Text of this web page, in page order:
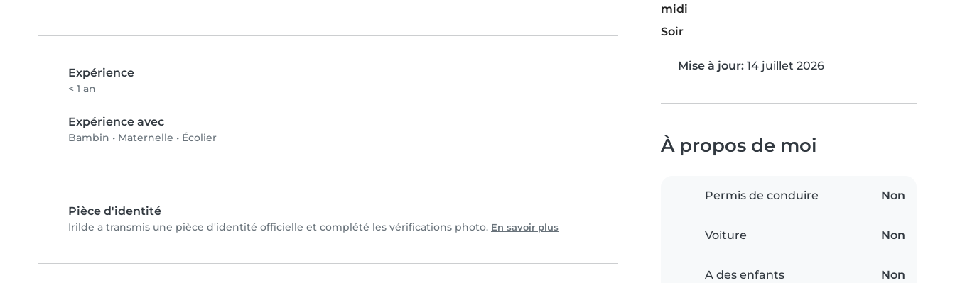
Expérience
< 1 an
Expérience avec
Bambin • Maternelle • Écolier
Pièce d'identité
Irilde a transmis une pièce d'identité officielle et complété les vérifications photo. En savoir plus
midi
Soir
Mise à jour: 14 juillet 2026
À propos de moi
Permis de conduire Non
Voiture Non
A des enfants Non